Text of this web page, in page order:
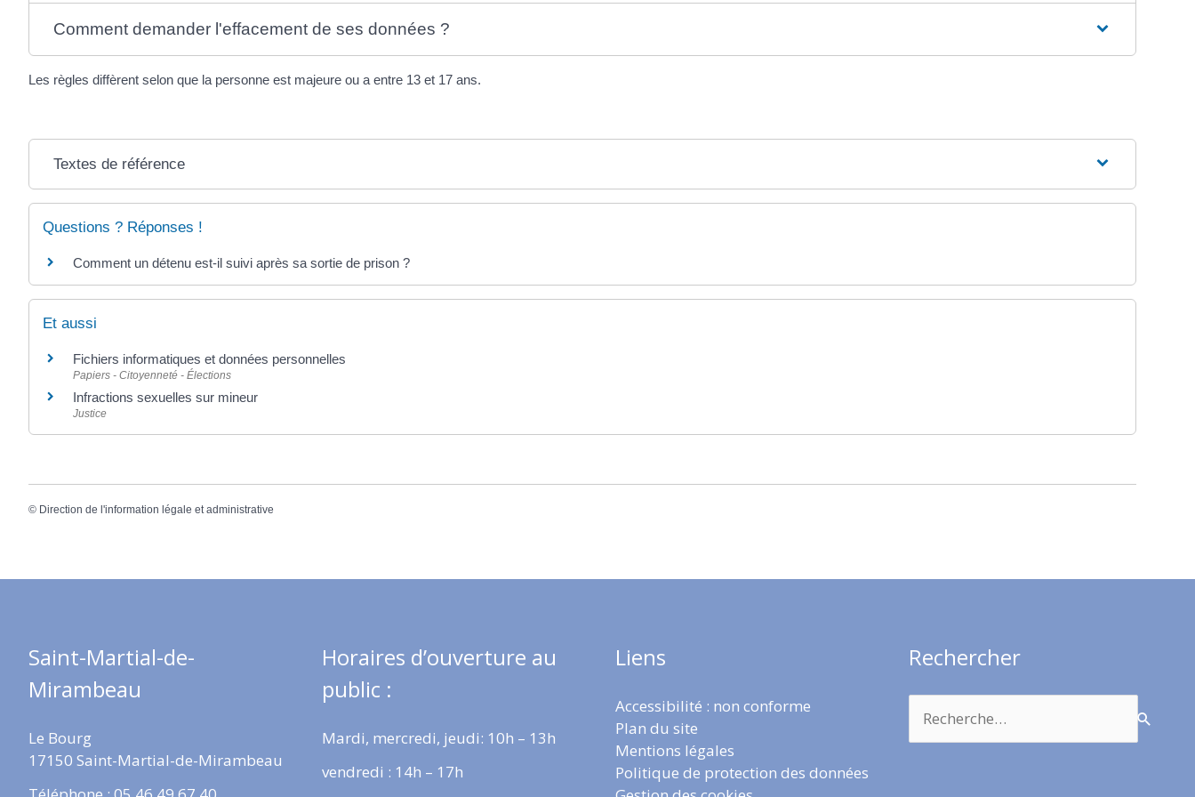
Comment demander l'effacement de ses données ?
Les règles diffèrent selon que la personne est majeure ou a entre 13 et 17 ans.
Textes de référence
Questions ? Réponses !
Comment un détenu est-il suivi après sa sortie de prison ?
Et aussi
Fichiers informatiques et données personnelles
Papiers - Citoyenneté - Élections
Infractions sexuelles sur mineur
Justice
© Direction de l'information légale et administrative
Saint-Martial-de-
Mirambeau
Le Bourg
17150 Saint-Martial-de-Mirambeau
Horaires d’ouverture au
public :
Mardi, mercredi, jeudi: 10h – 13h
vendredi : 14h – 17h
Liens
Accessibilité : non conforme
Plan du site
Mentions légales
Politique de protection des données
Rechercher